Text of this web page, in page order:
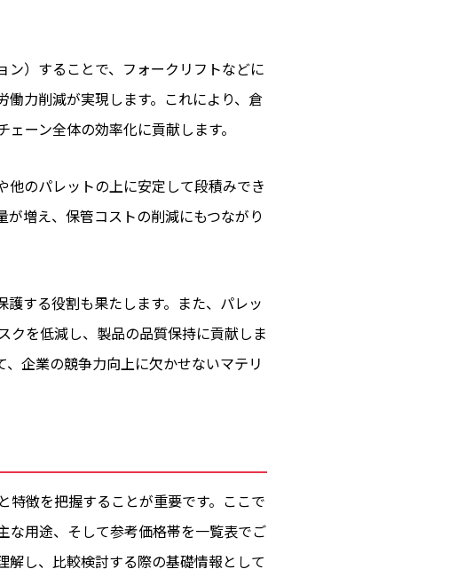
）することで、フォークリフトなどに
力削減が実現します。これにより、倉
ーン全体の効率化に貢献します。
のパレットの上に安定して段積みでき
増え、保管コストの削減にもつながり
する役割も果たします。また、パレッ
クを低減し、製品の品質保持に貢献しま
企業の競争力向上に欠かせないマテリ
特徴を把握することが重要です。ここで
な用途、そして参考価格帯を一覧表でご
し、比較検討する際の基礎情報として